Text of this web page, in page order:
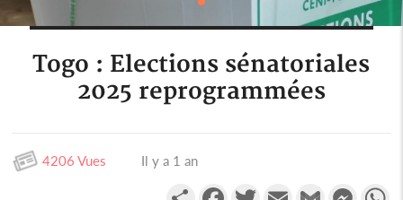
Togo : Elections sénatoriales
2025 reprogrammées
4206 Vues Il y a 1 an
PartagerFacebookTwitterEmail Gmail